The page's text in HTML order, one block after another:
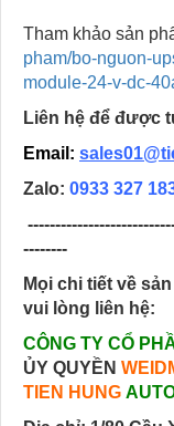
Tham khảo sản
pham/bo-nguon-
module-24-v-dc-
Liên hệ để được
Email:
Zalo: 0933 327
--------
Mọi chi tiết về
vui lòng liên hệ:
CÔNG TY CỔ
ỦY QUYỀN
TIEN HUNG